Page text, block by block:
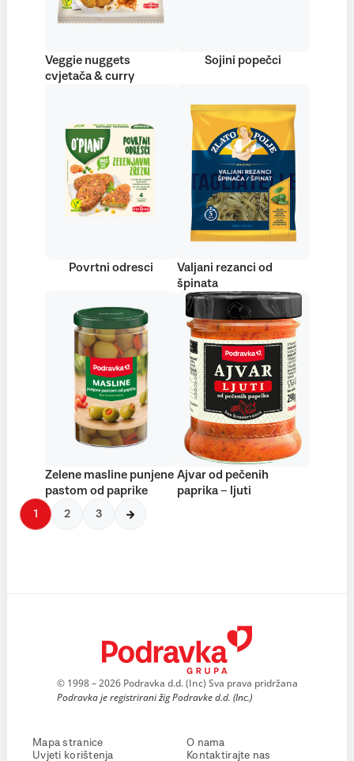
Veggie nuggets
cvjetača & curry
Sojini popečci
Povrtni odresci
Valjani rezanci od
špinata
Zelene masline punjene
pastom od paprike
Ajvar od pečenih
paprika – ljuti
1 2 3
© 1998 – 2026 Podravka d.d. (Inc) Sva prava pridržana
Podravka je registrirani žig Podravke d.d. (Inc.)
Mapa stranice
Uvjeti korištenja
O nama
Kontaktirajte nas